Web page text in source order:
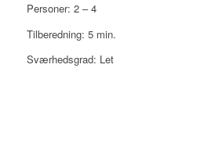
Personer: 2 – 4
Tilberedning: 5 min.
Sværhedsgrad: Let